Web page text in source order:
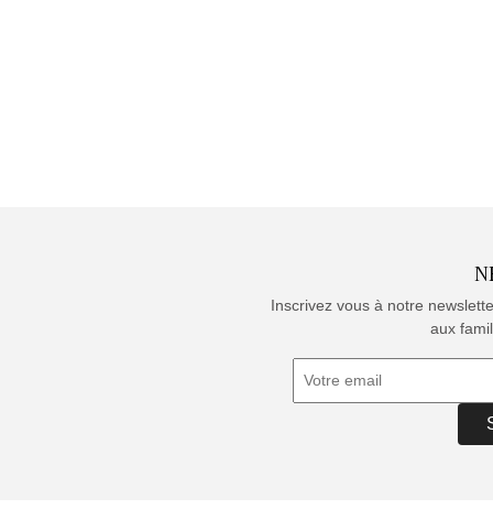
Inscrivez vous à notre
aux